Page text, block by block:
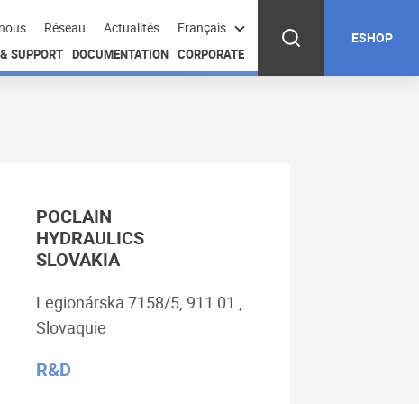
Réseau Actualités Français
SUPPORT DOCUMENTATION CORPORATE
ESHOP
POCLAIN
HYDRAULICS
SLOVAKIA
Legionárska 7158/5, 911 01 ,
Slovaquie
R&D